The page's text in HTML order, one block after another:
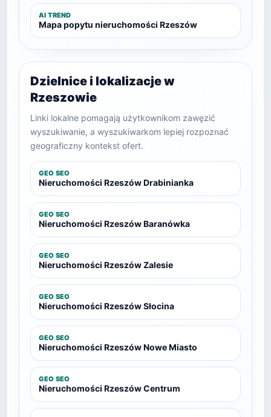
AI TREND
Mapa popytu nieruchomości Rzeszów
Dzielnice i lokalizacje w
Rzeszowie
Linki lokalne pomagają użytkownikom zawęzić
wyszukiwanie, a wyszukiwarkom lepiej rozpoznać
geograficzny kontekst ofert.
GEO SEO
Nieruchomości Rzeszów Drabinianka
GEO SEO
Nieruchomości Rzeszów Baranówka
GEO SEO
Nieruchomości Rzeszów Zalesie
GEO SEO
Nieruchomości Rzeszów Słocina
GEO SEO
Nieruchomości Rzeszów Nowe Miasto
GEO SEO
Nieruchomości Rzeszów Centrum